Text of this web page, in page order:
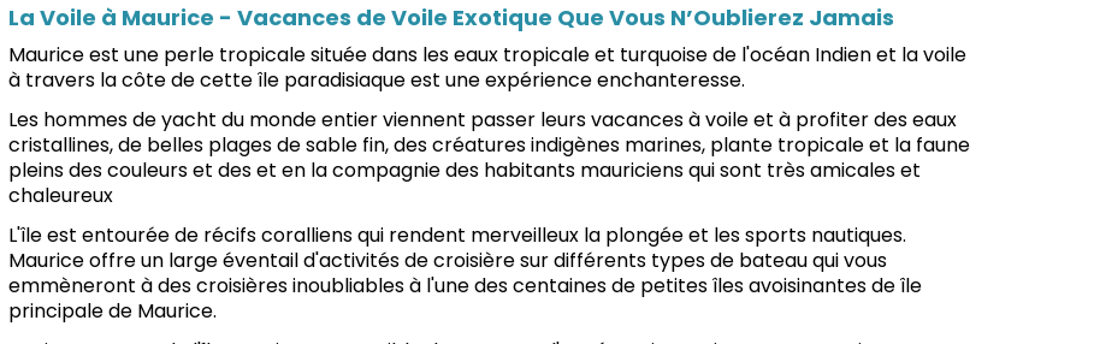
La Voile à Maurice - Vacances de Voile Exotique Que Vous N’Oublierez Jamais
Maurice est une perle tropicale située dans les eaux tropicale et turquoise de l'océan Indien et la voile
à travers la côte de cette île paradisiaque est une expérience enchanteresse.
Les hommes de yacht du monde entier viennent passer leurs vacances à voile et à profiter des eaux
cristallines, de belles plages de sable fin, des créatures indigènes marines, plante tropicale et la faune
pleins des couleurs et des et en la compagnie des habitants mauriciens qui sont très amicales et
chaleureux
L'île est entourée de récifs coralliens qui rendent merveilleux la plongée et les sports nautiques.
Maurice offre un large éventail d'activités de croisière sur différents types de bateau qui vous
emmèneront à des croisières inoubliables à l'une des centaines de petites îles avoisinantes de île
principale de Maurice.